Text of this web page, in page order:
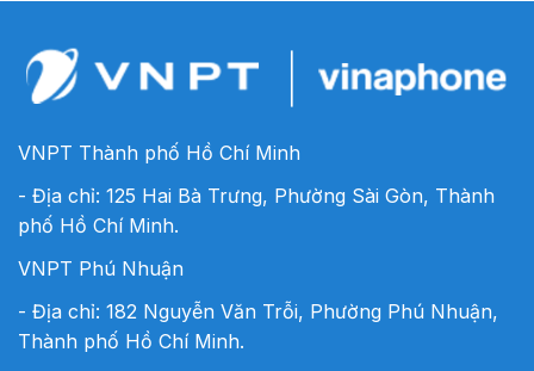
VNPT Thành phố Hồ Chí Minh
- Địa chỉ: 125 Hai Bà Trưng, Phường Sài Gòn, Thành
phố Hồ Chí Minh.
VNPT Phú Nhuận
- Địa chỉ: 182 Nguyễn Văn Trỗi, Phường Phú Nhuận,
Thành phố Hồ Chí Minh.